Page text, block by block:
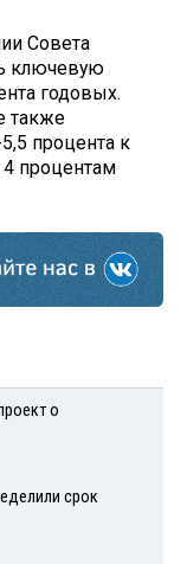
Совета
ключевую
годовых.
также
процента к
процентам
о
срок